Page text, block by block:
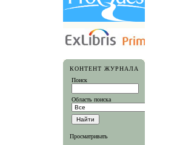
КОНТЕНТ ЖУРНАЛА
Поиск
Область поиска
Просматривать